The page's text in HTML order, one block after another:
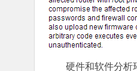
硬件和软件分析